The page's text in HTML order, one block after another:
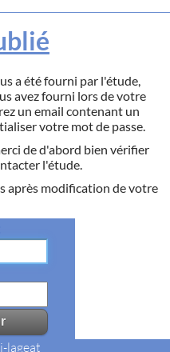
a été fourni par l'étude,
avez fourni lors de votre
un email contenant un
votre mot de passe.
de d'abord bien vérifier
l'étude.
après modification de votre